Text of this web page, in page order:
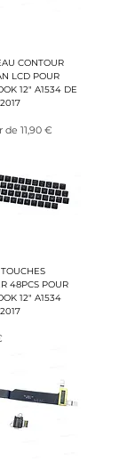
CONTOUR
LCD POUR
12" A1534 DE
de 11,90 €
48PCS POUR
12" A1534